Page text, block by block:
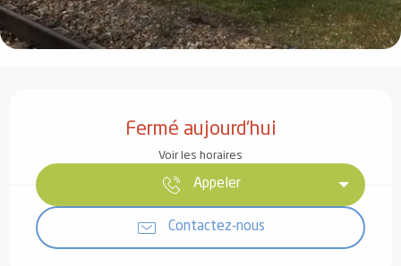
Fermé aujourd'hui
Voir les horaires
Appeler
Contactez-nous